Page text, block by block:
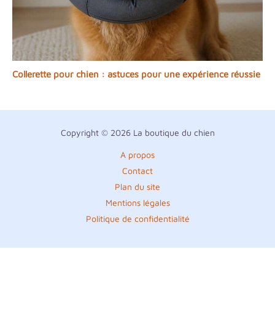
Collerette pour chien : astuces pour une expérience réussie
Copyright © 2026 La boutique du chien
A propos
Contact
Plan du site
Mentions légales
Politique de confidentialité